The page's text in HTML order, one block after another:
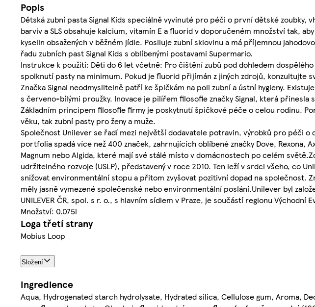
Popis
Dětská zubní pasta Signal Kids speciálně vyvinuté pro péči o první dětské
barviv a SLS obsahuje kalcium, vitamín E a fluorid v doporučeném množství tak,
kyselin obsažených v běžném jídle. Posiluje zubní sklovinu a má příjemnou
řadu zubních past Signal Kids s oblíbenými postavami Supermario.
Instrukce k použití: Děti do 6 let včetně: Pro čištění zubů pod dohledem
spolknutí pasty na minimum. Pokud je fluorid přijímán z jiných zdrojů, konzultujte
Značka Signal neodmyslitelně patří ke špičkám na poli zubní a ústní hygieny.
s červeno-bílými proužky. Inovace je pilířem filosofie značky Signal, která
Základním principem filosofie firmy je poskytnutí špičkové péče o celou rodinu.
věku, tak zubní pasty pro ženy a muže.
Společnost Unilever se řadí mezi největší dodavatele potravin, výrobků pro péči
portfolia spadá více než 400 značek, zahrnujících oblíbené značky Dove, Rexona,
Magnum nebo Algida, které mají své stálé místo v domácnostech po celém
udržitelného rozvoje (USLP), představený v roce 2010. Ten leží v srdci všeho, co
snižovat environmentální stopu a přitom zvyšovat pozitivní dopad na společnost.
měly jasně vymezené společenské nebo environmentální poslání.Unilever byl
UNILEVER ČR, spol. s r. o., s hlavním sídlem v Praze, je součástí regionu
Množství: 0.075l
Loga třetí strany
Mobius Loop
Složení
Ingredience
Aqua, Hydrogenated starch hydrolysate, Hydrated silica, Cellulose gum, Aroma,